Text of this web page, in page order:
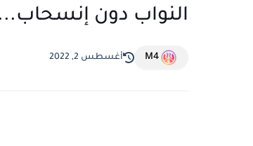
النواب دون
M4 أغسطس 2, 2022